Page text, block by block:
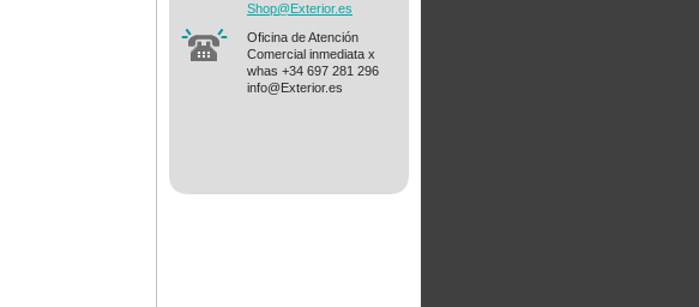
Shop@Exterior.es
Oficina de Atención
Comercial inmediata x
whas +34 697 281 296
info@Exterior.es